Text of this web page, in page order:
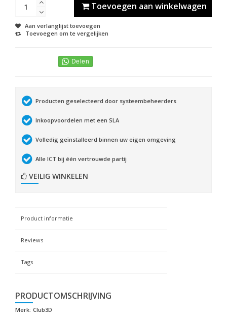
Toevoegen aan winkelwagen
Aan verlanglijst toevoegen
Toevoegen om te vergelijken
Producten geselecteerd door systeembeheerders
Inkoopvoordelen met een SLA
Volledig geïnstalleerd binnen uw eigen omgeving
Alle ICT bij één vertrouwde partij
VEILIG WINKELEN
Product informatie
Reviews
Tags
PRODUCTOMSCHRIJVING
Merk: Club3D